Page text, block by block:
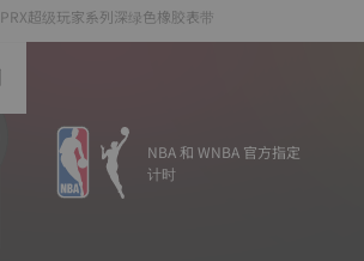
超级玩家系列深绿色橡胶表带
NBA 和 WNBA 官方指定
计时